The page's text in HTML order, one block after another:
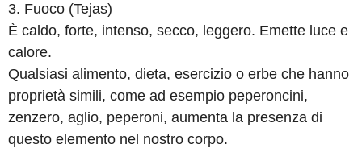
3. Fuoco (Tejas)
È caldo, forte, intenso, secco, leggero. Emette luce e
calore.
Qualsiasi alimento, dieta, esercizio o erbe che hanno
proprietà simili, come ad esempio peperoncini,
zenzero, aglio, peperoni, aumenta la presenza di
questo elemento nel nostro corpo.